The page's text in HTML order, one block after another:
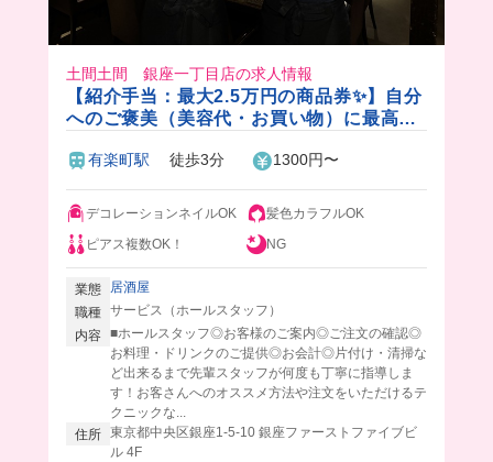
土間土間 銀座一丁目店の求人情報
【紹介手当：最大2.5万円の商品券✨】自分
へのご褒美（美容代・お買い物）に最高す
は好きなメニュー作り放題🍴
有楽町駅 徒歩3分 1300円〜
デコレーションネイルOK
髪色カラフルOK
ピアス複数OK！
NG
業態
居酒屋
職種 サービス（ホールスタッフ）
内容 ■ホールスタッフ◎お客様のご案内◎ご注文の確認◎
お料理・ドリンクのご提供◎お会計◎片付け・清掃な
ど出来るまで先輩スタッフが何度も丁寧に指導しま
す！お客さんへのオススメ方法や注文をいただけるテ
クニックな...
住所 東京都中央区銀座1-5-10 銀座ファーストファイブビ
ル 4F